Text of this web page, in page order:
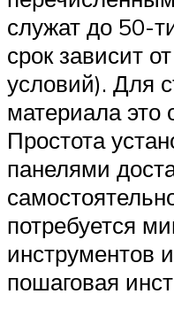
служат до 50-
срок зависит
условий). Для
материала это
Простота
панелями
потребуется
инструментов
пошаговая